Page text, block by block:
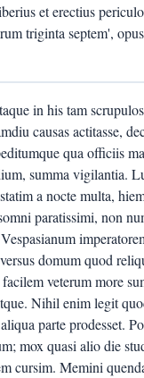
et erectius
triginta septem',
in his tam
causas actitasse,
qua officiis
summa vigilantia.
a nocte multa,
paratissimi, non
domum quod
veterum more
Nihil enim legit
parte prodesset.
mox quasi alio die
cursim. Memini